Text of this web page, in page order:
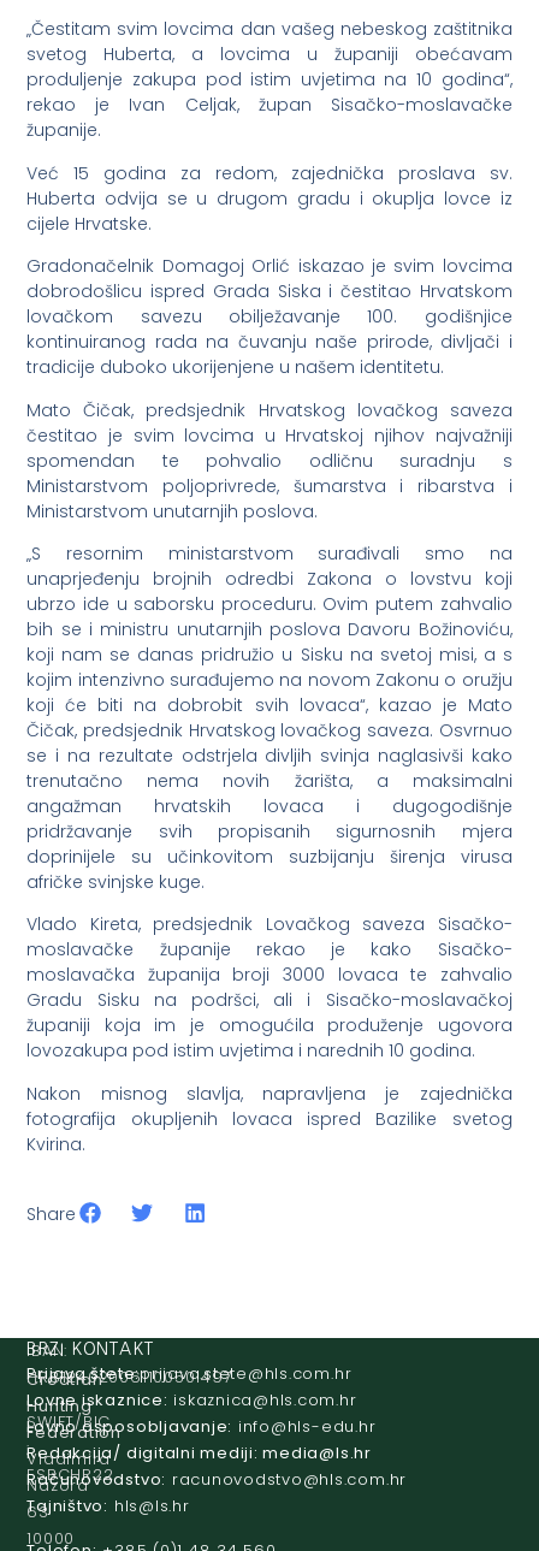
„Čestitam svim lovcima dan vašeg nebeskog zaštitnika
svetog Huberta, a lovcima u županiji obećavam
produljenje zakupa pod istim uvjetima na 10 godina“,
rekao je Ivan Celjak, župan Sisačko-moslavačke
županije.
Već 15 godina za redom, zajednička proslava sv.
Huberta odvija se u drugom gradu i okuplja lovce iz
cijele Hrvatske.
Gradonačelnik Domagoj Orlić iskazao je svim lovcima
dobrodošlicu ispred Grada Siska i čestitao Hrvatskom
lovačkom savezu obilježavanje 100. godišnjice
kontinuiranog rada na čuvanju naše prirode, divljači i
tradicije duboko ukorijenjene u našem identitetu.
Mato Čičak, predsjednik Hrvatskog lovačkog saveza
čestitao je svim lovcima u Hrvatskoj njihov najvažniji
spomendan te pohvalio odličnu suradnju s
Ministarstvom poljoprivrede, šumarstva i ribarstva i
Ministarstvom unutarnjih poslova.
„S resornim ministarstvom surađivali smo na
unaprjeđenju brojnih odredbi Zakona o lovstvu koji
ubrzo ide u saborsku proceduru. Ovim putem zahvalio
bih se i ministru unutarnjih poslova Davoru Božinoviću,
koji nam se danas pridružio u Sisku na svetoj misi, a s
kojim intenzivno surađujemo na novom Zakonu o oružju
koji će biti na dobrobit svih lovaca“, kazao je Mato
Čičak, predsjednik Hrvatskog lovačkog saveza. Osvrnuo
se i na rezultate odstrjela divljih svinja naglasivši kako
trenutačno nema novih žarišta, a maksimalni
angažman hrvatskih lovaca i dugogodišnje
pridržavanje svih propisanih sigurnosnih mjera
doprinijele su učinkovitom suzbijanju širenja virusa
afričke svinjske kuge.
Vlado Kireta, predsjednik Lovačkog saveza Sisačko-
moslavačke županije rekao je kako Sisačko-
moslavačka županija broji 3000 lovaca te zahvalio
Gradu Sisku na podršci, ali i Sisačko-moslavačkoj
županiji koja im je omogućila produženje ugovora
lovozakupa pod istim uvjetima i narednih 10 godina.
Nakon misnog slavlja, napravljena je zajednička
fotografija okupljenih lovaca ispred Bazilike svetog
Kvirina.
Share
Croatian
Hunting
Federation
Vladimira
Nazora
63
10000
IBAN:
HR8124020061100501497
SWIFT/BIC
:
ESBCHR22
BRZI KONTAKT
Prijava štete: rh.moc.slh
@etets.avajirp
Lovne iskaznice:
rh.moc.slh
@acinzaksi
Lovno osposobljavanje:
rh.ude-slh
@ofni
Redakcija/ digitalni mediji:
rh.sl
@aidem
Računovodstvo:
rh.moc.slh
@ovtsdovonucar
Tajništvo:
rh.sl
@slh